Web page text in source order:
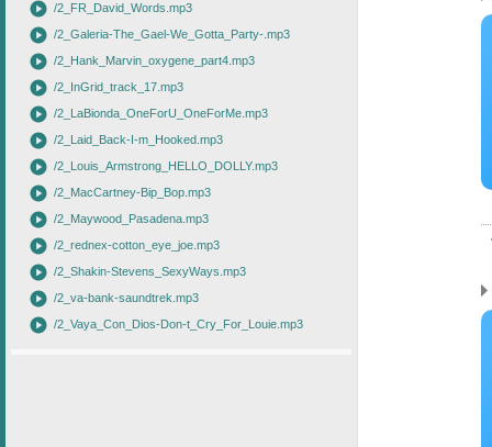
play_circle /2_FR_David_Words.mp3
play_circle /2_Galeria-The_Gael-We_Gotta_Party-.mp3
play_circle /2_Hank_Marvin_oxygene_part4.mp3
play_circle /2_InGrid_track_17.mp3
play_circle /2_LaBionda_OneForU_OneForMe.mp3
play_circle /2_Laid_Back-I-m_Hooked.mp3
play_circle /2_Louis_Armstrong_HELLO_DOLLY.mp3
play_circle /2_MacCartney-Bip_Bop.mp3
play_circle /2_Maywood_Pasadena.mp3
play_circle /2_rednex-cotton_eye_joe.mp3
play_circle /2_Shakin-Stevens_SexyWays.mp3
play_circle /2_va-bank-saundtrek.mp3
play_circle /2_Vaya_Con_Dios-Don-t_Cry_For_Louie.mp3